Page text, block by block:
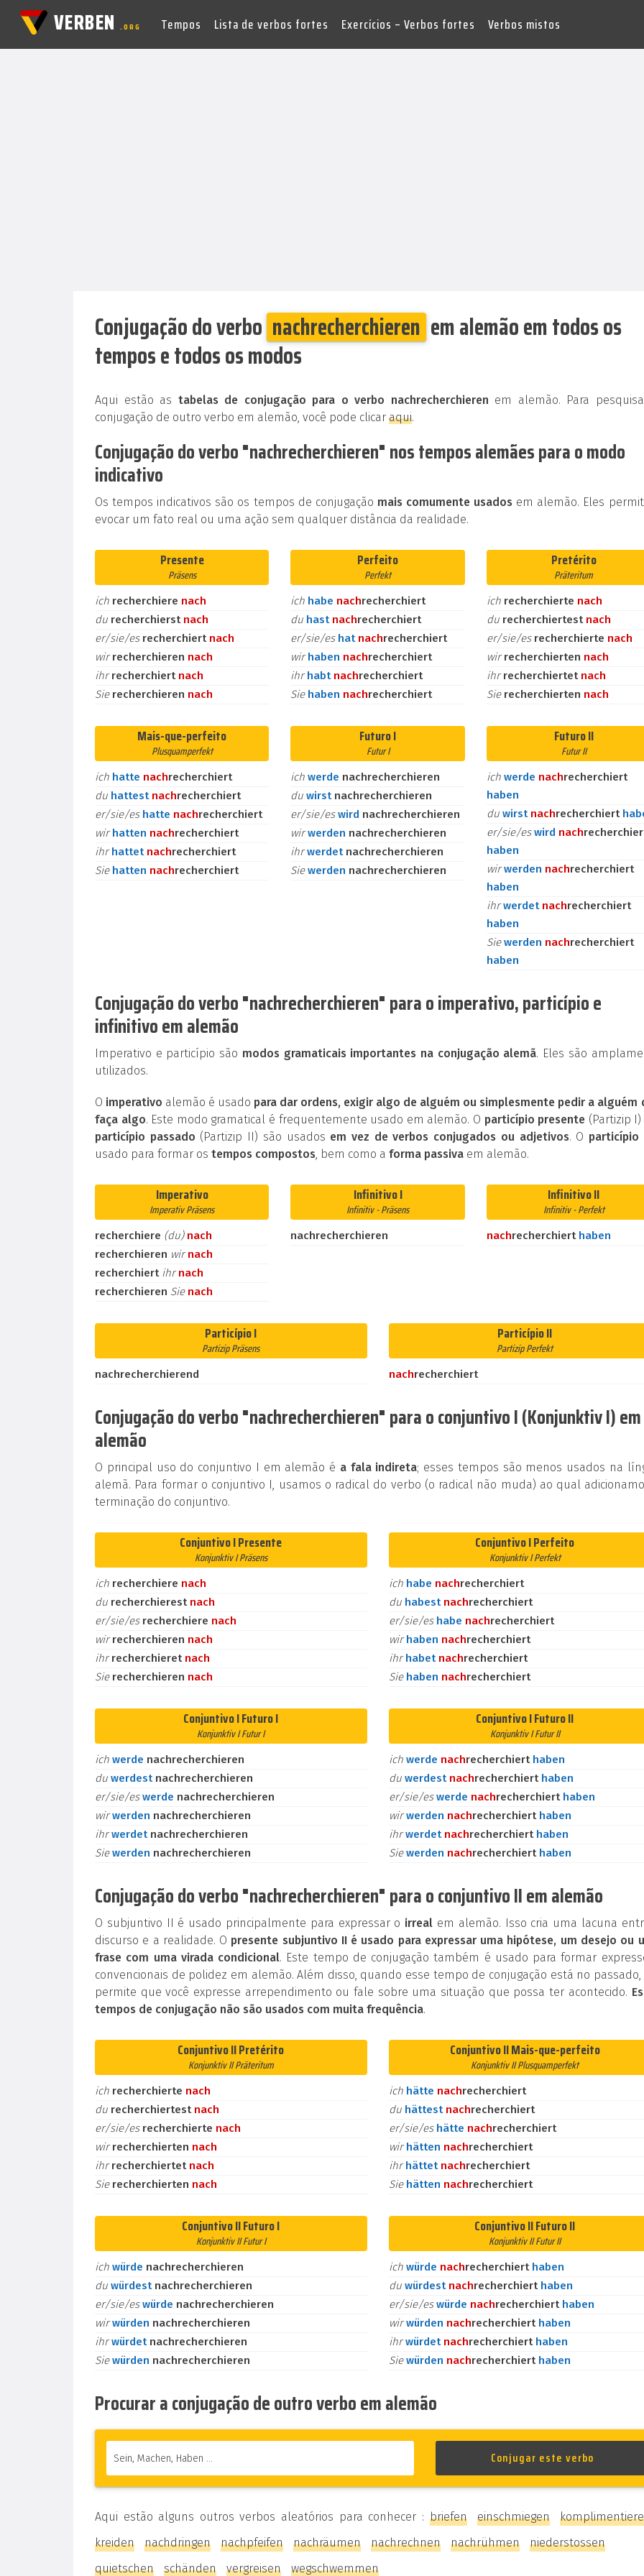
VERBEN.ORG Tempos Lista de verbos fortes Exercícios – Verbos fortes Verbos mistos
Conjugação do verbo nachrecherchieren em alemão em todos os
tempos e todos os modos
Aqui estão as tabelas de conjugação para o verbo nachrecherchieren em alemão. Para
conjugação de outro verbo em alemão, você pode clicar aqui.
Conjugação do verbo "nachrecherchieren" nos tempos alemães para o modo
indicativo
Os tempos indicativos são os tempos de conjugação mais comumente usados em alemão. Eles
evocar um fato real ou uma ação sem qualquer distância da realidade.
Presente
Präsens
ich recherchiere nach
du recherchierst nach
er/sie/es recherchiert nach
wirrecherchieren nach
ihrrecherchiert nach
Sie recherchieren nach
Perfeito
Perfekt
ich habe nachrecherchiert
du hast nachrecherchiert
er/sie/es hat nachrecherchiert
wirhaben nachrecherchiert
ihrhabt nachrecherchiert
Sie haben nachrecherchiert
Pretérito
Präteritum
ich recherchierte nach
du recherchiertest nach
er/sie/es recherchierte nach
wirrecherchierten nach
ihrrecherchiertet nach
Sie recherchierten nach
Mais-que-perfeito
Plusquamperfekt
ich hatte nachrecherchiert
du hattest nachrecherchiert
er/sie/es hatte nachrecherchiert
wirhatten nachrecherchiert
ihrhattet nachrecherchiert
Sie hatten nachrecherchiert
Futuro I
Futur I
ichwerde nachrecherchieren
duwirst nachrecherchieren
er/sie/eswird nachrecherchieren
wirwerden nachrecherchieren
ihrwerdet nachrecherchieren
Siewerden nachrecherchieren
Futuro II
Futur II
ich werde nachrecherchiert
haben
du wirst nachrecherchiert
er/sie/eswird nach
haben
wirwerden nachrecherchiert
haben
ihrwerdet nachrecherchiert
haben
Siewerden nachrecherchiert
haben
Conjugação do verbo "nachrecherchieren" para o imperativo, particípio e
infinitivo em alemão
Imperativo e particípio são modos gramaticais importantes na conjugação alemã. Eles são
utilizados.
O imperativo alemão é usado para dar ordens, exigir algo de alguém ou simplesmente pedir a alguém
faça algo. Este modo gramatical é frequentemente usado em alemão. O particípio presente (Partizip
particípio passado (Partizip II) são usados em vez de verbos conjugados ou adjetivos. O particípio
usado para formar os tempos compostos, bem como a forma passiva em alemão.
Imperativo
Imperativ Präsens
recherchiere (du) nach
recherchieren wirnach
recherchiert ihrnach
recherchieren Sie nach
Infinitivo I
Infinitiv - Präsens
nachrecherchieren
Infinitivo II
Infinitiv - Perfekt
nachrecherchiert haben
Particípio I
Partizip Präsens
nachrecherchierend
Particípio II
Partizip Perfekt
nachrecherchiert
Conjugação do verbo "nachrecherchieren" para o conjuntivo I (Konjunktiv I) em
alemão
O principal uso do conjuntivo I em alemão é a fala indireta; esses tempos são menos usados na
alemã. Para formar o conjuntivo I, usamos o radical do verbo (o radical não muda) ao qual
terminação do conjuntivo.
Conjuntivo I Presente
Konjunktiv I Präsens
ich recherchiere nach
du recherchierest nach
er/sie/es recherchiere nach
wirrecherchieren nach
ihrrecherchieret nach
Sie recherchieren nach
Conjuntivo I Perfeito
Konjunktiv I Perfekt
ich habe nachrecherchiert
du habest nachrecherchiert
er/sie/es habe nachrecherchiert
wirhaben nachrecherchiert
ihrhabet nachrecherchiert
Sie haben nachrecherchiert
Conjuntivo I Futuro I
Konjunktiv I Futur I
ich werde nachrecherchieren
du werdest nachrecherchieren
er/sie/eswerde nachrecherchieren
wirwerden nachrecherchieren
ihrwerdet nachrecherchieren
Siewerden nachrecherchieren
Conjuntivo I Futuro II
Konjunktiv I Futur II
ich werde nachrecherchiert haben
du werdest nachrecherchiert haben
er/sie/eswerde nachrecherchiert haben
wirwerden nachrecherchiert haben
ihrwerdet nachrecherchiert haben
Siewerden nachrecherchiert haben
Conjugação do verbo "nachrecherchieren" para o conjuntivo II em alemão
O subjuntivo II é usado principalmente para expressar o irreal em alemão. Isso cria uma lacuna
discurso e a realidade. O presente subjuntivo II é usado para expressar uma hipótese, um desejo ou
frase com uma virada condicional. Este tempo de conjugação também é usado para formar
convencionais de polidez em alemão. Além disso, quando esse tempo de conjugação está no
permite que você expresse arrependimento ou fale sobre uma situação que possa ter acontecido.
tempos de conjugação não são usados com muita frequência.
Conjuntivo II Pretérito
Konjunktiv II Präteritum
ich recherchierte nach
du recherchiertest nach
er/sie/es recherchierte nach
wirrecherchierten nach
ihrrecherchiertet nach
Sie recherchierten nach
Conjuntivo II Mais-que-perfeito
Konjunktiv II Plusquamperfekt
ich hätte nachrecherchiert
du hättest nachrecherchiert
er/sie/es hätte nachrecherchiert
wirhätten nachrecherchiert
ihrhättet nachrecherchiert
Sie hätten nachrecherchiert
Conjuntivo II Futuro I
Konjunktiv II Futur I
ich würde nachrecherchieren
du würdest nachrecherchieren
er/sie/eswürde nachrecherchieren
wirwürden nachrecherchieren
ihrwürdet nachrecherchieren
Siewürden nachrecherchieren
Conjuntivo II Futuro II
Konjunktiv II Futur II
ich würde nachrecherchiert haben
du würdest nachrecherchiert haben
er/sie/eswürde nachrecherchiert haben
wirwürden nachrecherchiert haben
ihrwürdet nachrecherchiert haben
Siewürden nachrecherchiert haben
Procurar a conjugação de outro verbo em alemão
Aqui estão alguns outros verbos aleatórios para conhecer : briefen einschmiegen
kreiden
nachdringen nachpfeifen nachräumen nachrechnen nachrühmen
niederstossen
quietschen
schänden vergreisen wegschwemmen